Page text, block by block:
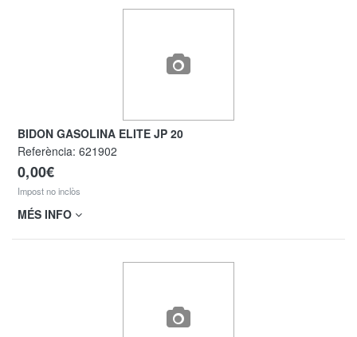
BIDON GASOLINA ELITE JP 20
Referència: 621902
0,00€
Impost no inclòs
MÉS INFO